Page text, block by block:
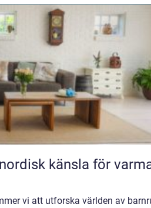
vi att utforska världen av